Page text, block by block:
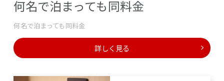
ト
何名で泊まっても同料金
何名で泊まっても同料金
詳しく見る